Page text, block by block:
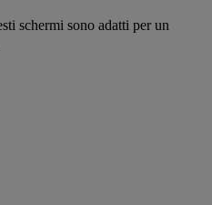
schermi sono adatti per un